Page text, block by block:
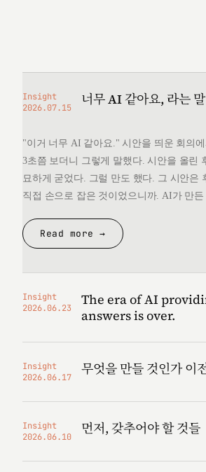
Insight
2026.07.15
너무 AI 같아요, 라는 말
"이거 너무 AI 같아요." 시안을 띄운 회의
3초쯤 보더니 그렇게 말했다. 시안을 올린
묘하게 굳었다. 그럴 만도 했다. 그 시안은
직접 손으로 잡은 것이었으니까. AI가 만
것을 변호할 언어를 끝내 찾지 못했다. 돌아
생각했다. 대체 "AI 같다"는…
Read more →
Insight
2026.06.23
The era of AI
answers is over.
Insight
2026.06.17
무엇을 만들 것인가 이
Insight
2026.06.10
먼저, 갖추어야 할 것들